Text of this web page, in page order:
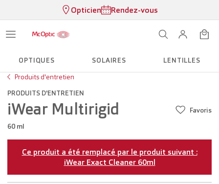
Opticien Rendez-vous
OPTIQUES SOLAIRES
LENTILLES
Produits d'entretien
PRODUITS D'ENTRETIEN
iWear Multirigid
60 ml
Favoris
Ce produit a été remplacé par le produit suivant :
iWear Exact Cleaner 60ml